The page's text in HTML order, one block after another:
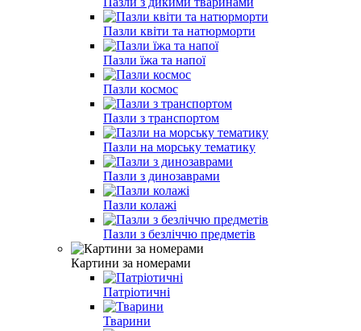
Пазли квіти та натюрморти
Пазли їжа та напої
Пазли космос
Пазли з транспортом
Пазли на морську тематику
Пазли з динозаврами
Пазли колажі
Пазли з безліччю предметів
Картини за номерами
Патріотичні
Тварини